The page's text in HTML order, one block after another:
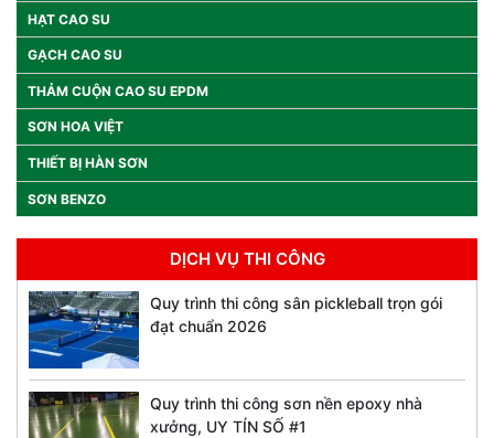
HẠT CAO SU
GẠCH CAO SU
THẢM CUỘN CAO SU EPDM
SƠN HOA VIỆT
THIẾT BỊ HÀN SƠN
SƠN BENZO
DỊCH VỤ THI CÔNG
Quy trình thi công sân pickleball trọn gói
đạt chuẩn 2026
Quy trình thi công sơn nền epoxy nhà
xưởng, UY TÍN SỐ #1